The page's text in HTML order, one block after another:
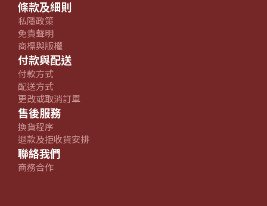
條款及細則
私隱政策
免責聲明
商標與版權
付款與配送
付款方式
配送方式
更改或取消訂單
售後服務
換貨程序
退款及拒收貨安排
聯絡我們
商務合作